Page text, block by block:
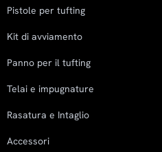
No Review
Primary Tufting Cloth
Frank
Schnell Lieferung. Das
Fri Jan 24 2025 13:43:56
Pistole per tufting
Kit di avviamento
Panno per il tufting
Telai e impugnature
Rasatura e Intaglio
Accessori